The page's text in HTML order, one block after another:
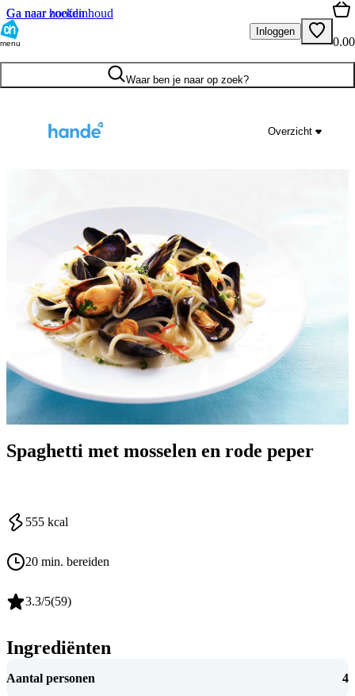
Ga naar hoofdinhoud
Ga naar zoeken
menu
Inloggen
0.00
Waar ben je naar op zoek?
Overzicht
Spaghetti met mosselen en rode peper
555 kcal
20 min. bereiden
3.3/5(59)
Ingrediënten
Aantal personen 4